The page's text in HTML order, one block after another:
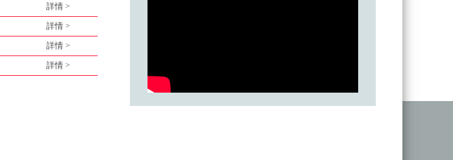
詳情 >
詳情 >
詳情 >
詳情 >